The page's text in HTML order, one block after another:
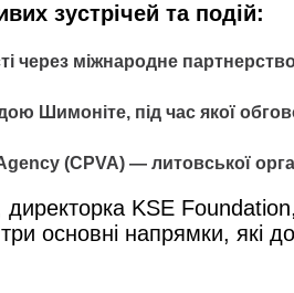
зустрічей та подій:
через міжнародне
Шимоніте, під час якої
(CPVA) — литовської
KSE
основні напрямки, які